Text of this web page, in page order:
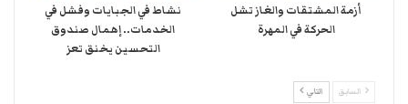
أزمة المشتقات والغاز تشل
الحركة في المهرة ​
نشاط في الجبايات وفشل في
الخدمات.. إهمال صندوق
التحسين يخنق تعز
السابق التالي